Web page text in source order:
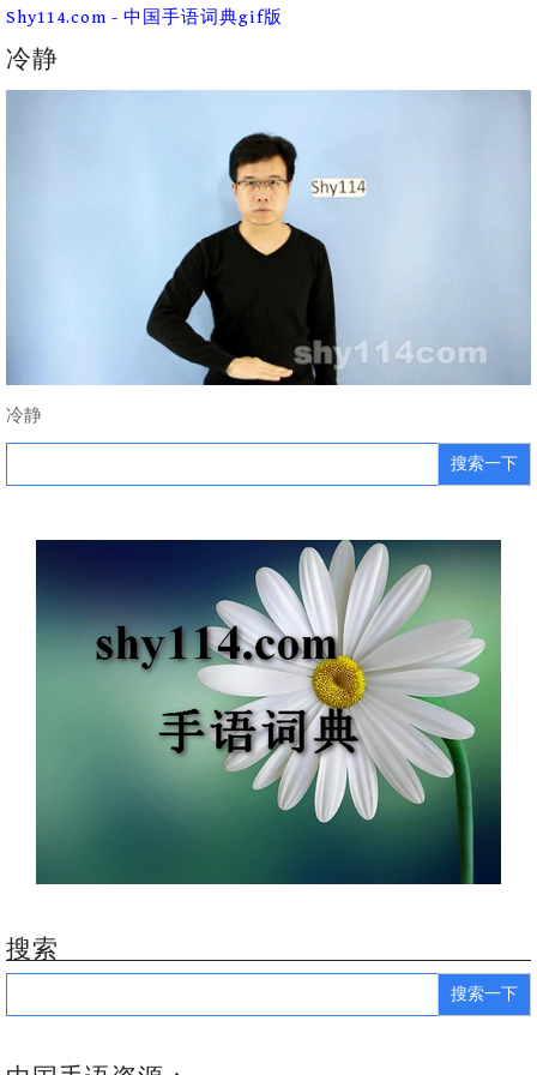
Skip
content
Shy114.com - 中国手语词典gif版
冷静
冷静
Search
搜索
Search